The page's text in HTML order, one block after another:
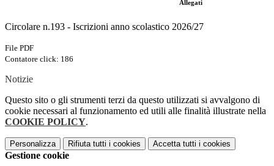
Allegati
Circolare n.193 - Iscrizioni anno scolastico 2026/27
File PDF
Contatore click: 186
Notizie
Questo sito o gli strumenti terzi da questo utilizzati si avvalgono di
cookie necessari al funzionamento ed utili alle finalità illustrate nella
COOKIE POLICY.
Personalizza Rifiuta tutti i cookies Accetta tutti i cookies
Gestione cookie